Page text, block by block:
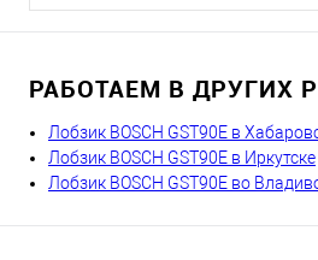
РАБОТАЕМ В ДРУГИХ
Лобзик BOSCH GST90E в
Лобзик BOSCH GST90E в Иркутске
Лобзик BOSCH GST90E во